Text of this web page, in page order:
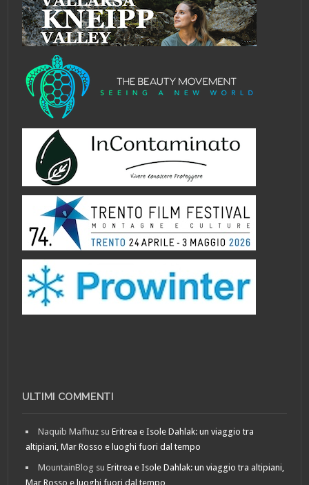
ULTIMI COMMENTI
Naquib Mafhuz suEritrea e Isole Dahlak: un viaggio tra
altipiani, Mar Rosso e luoghi fuori dal tempo
MountainBlog suEritrea e Isole Dahlak: un viaggio tra altipiani,
Mar Rosso e luoghi fuori dal tempo